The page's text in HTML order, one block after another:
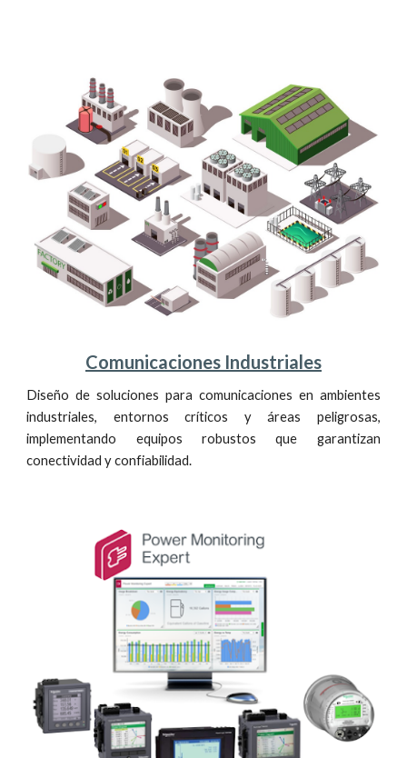
Comunicaciones Industriales
Diseño de soluciones para comunicaciones en ambientes
industriales, entornos críticos y áreas peligrosas,
implementando equipos robustos que garantizan
conectividad y confiabilidad.